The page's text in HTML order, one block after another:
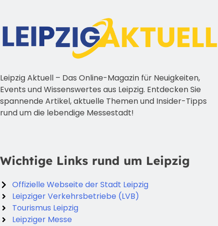
Leipzig Aktuell – Das Online-Magazin für Neuigkeiten,
Events und Wissenswertes aus Leipzig. Entdecken Sie
spannende Artikel, aktuelle Themen und Insider-Tipps
rund um die lebendige Messestadt!
Wichtige Links rund um Leipzig
Offizielle Webseite der Stadt Leipzig
Leipziger Verkehrsbetriebe (LVB)
Tourismus Leipzig
Leipziger Messe